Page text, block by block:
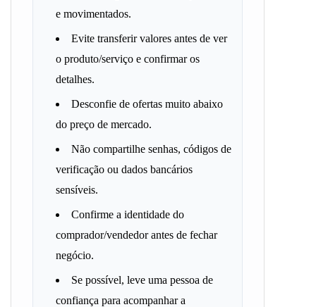
e movimentados.
Evite transferir valores antes de ver
o produto/serviço e confirmar os
detalhes.
Desconfie de ofertas muito abaixo
do preço de mercado.
Não compartilhe senhas, códigos de
verificação ou dados bancários
sensíveis.
Confirme a identidade do
comprador/vendedor antes de fechar
negócio.
Se possível, leve uma pessoa de
confiança para acompanhar a